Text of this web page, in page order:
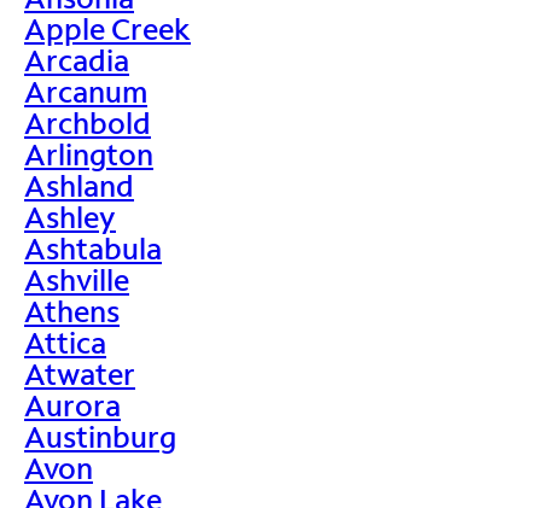
Apple Creek
Arcadia
Arcanum
Archbold
Arlington
Ashland
Ashley
Ashtabula
Ashville
Athens
Attica
Atwater
Aurora
Austinburg
Avon
Avon Lake